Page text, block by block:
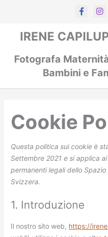
F
a
e
b
o
k
-
I
n
t
a
r
a
m
IRENE
Fotografa
Bambini e
Cookie
Questa politica sui cookie è
Settembre 2021 e si applica
permanenti legali dello
Svizzera.
1. Introduzione
Il nostro sito web, https://